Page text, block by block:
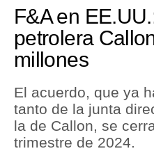
Economía
Mercados
Política
Tu Dinero
F&A en
petrolera
millones
El acuerdo, que ya
tanto de la junta
la de Callon, se
trimestre de 2024.